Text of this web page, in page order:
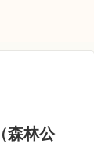
森林公